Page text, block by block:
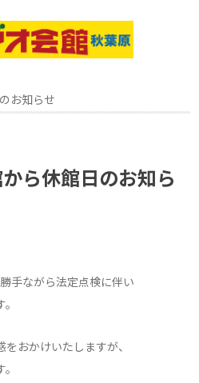
お知らせ
ら休館日のお知ら
手ながら法定点検に伴い
おかけいたしますが、